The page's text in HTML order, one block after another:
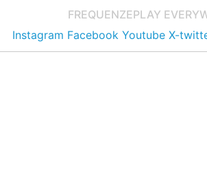
FREQUENZEPLAY
Instagram Facebook Youtube X-